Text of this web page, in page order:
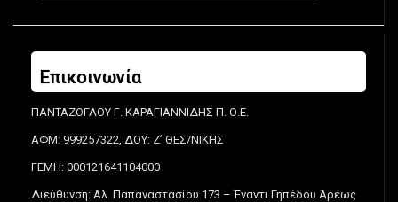
Επικοινωνία
ΠΑΝΤΑΖΟΓΛΟΥ Γ. ΚΑΡΑΓΙΑΝΝΙΔΗΣ Π. Ο.Ε.
ΑΦΜ: 999257322, ΔΟΥ: Ζ’ ΘΕΣ/ΝΙΚΗΣ
ΓΕΜΗ: 000121641104000
Διεύθυνση: Αλ. Παπαναστασίου 173 – Έναντι Γηπέδου Άρεως